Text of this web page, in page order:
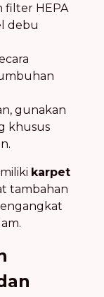
filter HEPA
debu
gunakan
khusus
karpet
tambahan